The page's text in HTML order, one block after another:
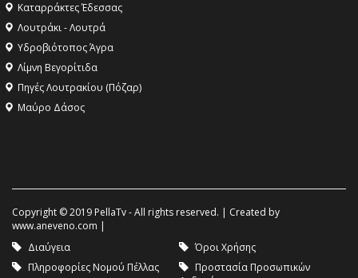
Καταρράκτες Έδεσσας
Λουτράκι - Λουτρά
Υδροβιότοπος Άγρα
Λίμνη Βεγορίτιδα
Πηγές Λουτρακίου (Πόζαρ)
Μαύρο Δάσος
Copyright © 2019 PellaTv - All rights reserved. | Created by
www.aneveno.com |
Διαύγεια
Όροι Χρήσης
Πληροφορίες Νομού Πέλλας
Προστασία Προσωπικών